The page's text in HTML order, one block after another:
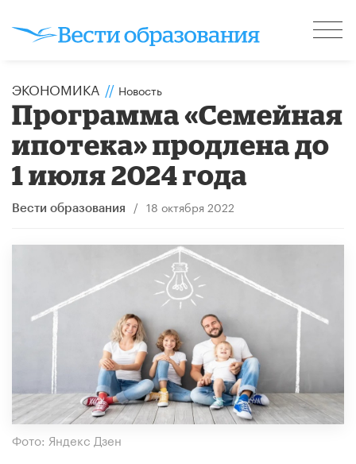
ЭКОНОМИКА // Новость
Программа «Семейная
ипотека» продлена до
1 июля 2024 года
Вести образования / 18 октября 2022
Фото: Яндекс Дзен